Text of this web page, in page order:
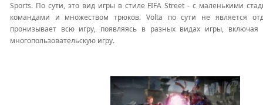
Sports. По сути, это вид игры в стиле FIFA Street - с маленькими
командами и множеством трюков. Volta по сути не является
пронизывает всю игру, появляясь в разных видах игры,
многопользовательскую игру.